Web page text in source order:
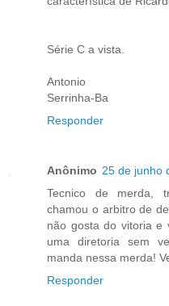
Série C a vista.
Antonio
Serrinha-Ba
Responder
Anônimo 25 de junho
Tecnico de merda,
chamou o arbitro de
não gosta do vitoria e
uma diretoria sem
manda nessa merda!
Responder